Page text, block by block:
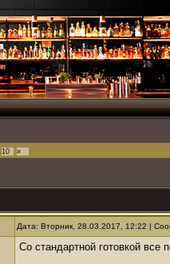
10 »
Дата: Вторник, 28.03.2017, 12:22 |
Со стандартной готовкой